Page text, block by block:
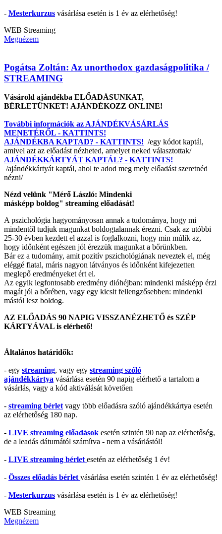
- Mesterkurzus vásárlása esetén is 1 év az elérhetőség!
WEB Streaming
Megnézem
Pogátsa Zoltán: Az unorthodox gazdaságpolitika /
STREAMING
Vásárold ajándékba ELŐADÁSUNKAT,
BÉRLETÜNKET! AJÁNDÉKOZZ ONLINE!
További információk az AJÁNDÉKVÁSÁRLÁS
MENETÉRŐL - KATTINTS!
AJÁNDÉKBA KAPTAD? - KATTINTS! /egy kódot kaptál,
amivel azt az előadást nézheted, amelyet neked választottak/
AJÁNDÉKKÁRTYÁT KAPTÁL? - KATTINTS!
/ajándékkártyát kaptál, ahol te adod meg mely előadást szeretnéd
nézni/
Nézd velünk "Mérő László: Mindenki
másképp boldog" streaming előadását!
A pszichológia hagyományosan annak a tudománya, hogy mi
mindentől tudjuk magunkat boldogtalannak érezni. Csak az utóbbi
25-30 évben kezdett el azzal is foglalkozni, hogy min múlik az,
hogy időnként egészen jól érezzük magunkat a bőrünkben.
Bár ez a tudomány, amit pozitív pszichológiának neveztek el, még
eléggé fiatal, máris nagyon látványos és időnként kifejezetten
meglepő eredményeket ért el.
Az egyik legfontosabb eredmény dióhéjban: mindenki másképp érzi
magát jól a bőrében, vagy egy kicsit fellengzősebben: mindenki
mástól lesz boldog.
AZ ELŐADÁS 90 NAPIG VISSZANÉZHETŐ és SZÉP
KÁRTYÁVAL is elérhető!
Általános határidők:
- egy streaming, vagy egy streaming szóló
ajándékkártya vásárlása esetén 90 napig elérhető a tartalom a
vásárlás, vagy a kód aktiválását követően
- streaming bérlet vagy több előadásra szóló ajándékkártya esetén
az elérhetőség 180 nap.
- LIVE streaming előadások esetén szintén 90 nap az elérhetőség,
de a leadás dátumától számítva - nem a vásárlástól!
- LIVE streaming bérlet esetén az elérhetőség 1 év!
- Összes előadás bérlet vásárlása esetén szintén 1 év az elérhetőség!
- Mesterkurzus vásárlása esetén is 1 év az elérhetőség!
WEB Streaming
Megnézem